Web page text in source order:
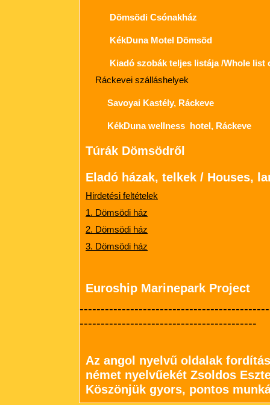
Dömsödi Csónakház
KékDuna Motel Dömsöd
Kiadó szobák teljes listája /Whole list
Ráckevei szálláshelyek
Savoyai Kastély, Ráckeve
KékDuna wellness hotel, Ráckeve
Túrák Dömsödről
Eladó házak, telkek / Houses,
Hirdetési feltételek
1. Dömsödi ház
2. Dömsödi ház
3. Dömsödi ház
Euroship Marinepark Project
------------------------------------------
Az angol nyelvű oldalak
német nyelvűekét Zsoldos
Köszönjük gyors, pontos